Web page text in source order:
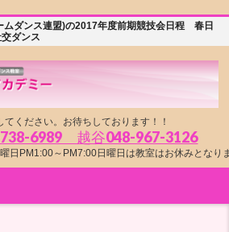
ムダンス連盟)の2017年度前期競技会日程 春日
ダンス
てください。お待ちしております！！
6989 越谷048-967-3126
日PM1:00～PM7:00日曜日は教室はお休みとなり